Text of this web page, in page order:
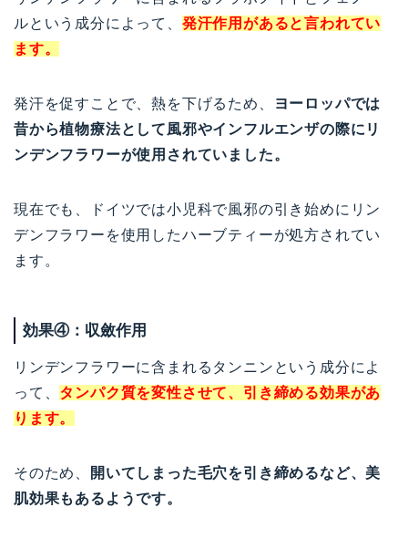
ルという成分によって、 発汗作用があると言われてい
ます。
発汗を促すことで、熱を下げるため、
ヨーロッパでは
昔から植物療法として風邪やインフルエンザの際にリ
ンデンフラワーが使用されていました。
現在でも、ドイツでは小児科で風邪の引き始めにリン
デンフラワーを使用したハーブティーが処方されてい
ます。
効果④：収斂作用
リンデンフラワーに含まれるタンニンという成分によ
って、 タンパク質を変性させて、引き締める効果があ
ります。
そのため、
開いてしまった毛穴を引き締めるなど、美
肌効果もあるようです。